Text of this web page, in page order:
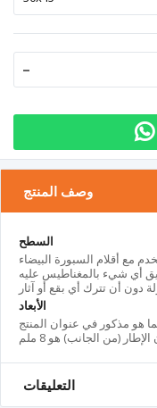
-
وصف المنتج
السطح
الأبعاد
التعليقات